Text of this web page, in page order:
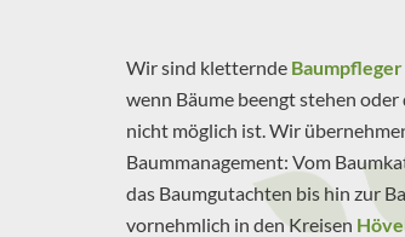
Wir sind kletternde Baumpfleger
wenn Bäume beengt stehen
nicht möglich ist. Wir
Baummanagement: Vom
das Baumgutachten bis hin zur
vornehmlich in den Kreisen